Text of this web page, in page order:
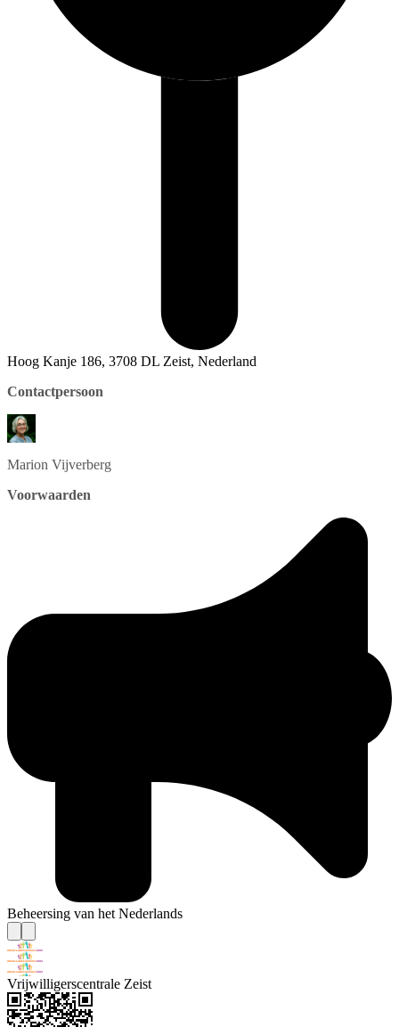
Hoog Kanje 186, 3708 DL Zeist, Nederland
Contactpersoon
Marion Vijverberg
Voorwaarden
Beheersing van het Nederlands
Vrijwilligerscentrale Zeist